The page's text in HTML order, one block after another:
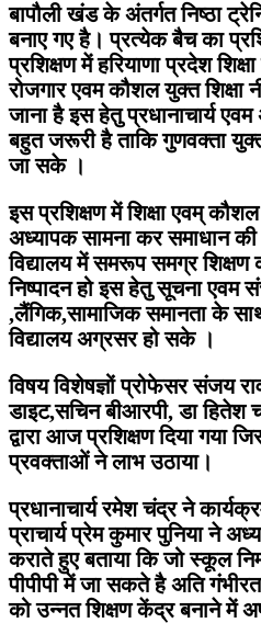
बापौली खंड के अंतर्गत निष्ठा
बनाए गए है। प्रत्येक बैच का
प्रशिक्षण में हरियाणा प्रदेश शिक्षा
रोजगार एवम कौशल युक्त शिक्षा
जाना है इस हेतु प्रधानाचार्य
बहुत जरूरी है ताकि गुणवक्ता
जा सके ।
इस प्रशिक्षण में शिक्षा एवम्
अध्यापक सामना कर समाधान
विद्यालय में समरूप समग्र
निष्पादन हो इस हेतु सूचना एवम
,लैंगिक,सामाजिक समानता के
विद्यालय अग्रसर हो सके ।
विषय विशेषज्ञों प्रोफेसर संजय
डाइट,सचिन बीआरपी, डा हितेश
द्वारा आज प्रशिक्षण दिया गया
प्रवक्ताओं ने लाभ उठाया।
प्रधानाचार्य रमेश चंद्र ने
प्राचार्य प्रेम कुमार पुनिया ने
कराते हुए बताया कि जो स्कूल
पीपीपी में जा सकते है अति
को उन्नत शिक्षण केंद्र बनाने में